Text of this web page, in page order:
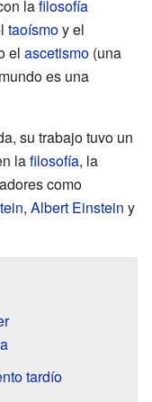
lafilosofía
taoísmoy el
el ascetismo (una
es una
su trabajo tuvo un
lafilosofía, la
como
, Albert Einstein y
tardío